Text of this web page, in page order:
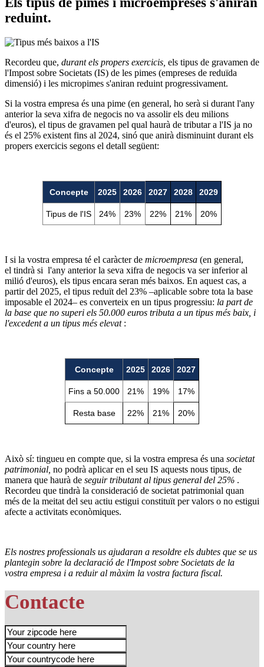
reduint.
Recordeu que, durant els propers exercicis, els tipus de gravamen de
l'Impost sobre Societats (IS) de les pimes (empreses de reduïda
dimensió) i les micropimes s'aniran reduint progressivament.
Si la vostra empresa és una pime (en general, ho serà si durant l'any
anterior la seva xifra de negocis no va assolir els deu milions
d'euros), el tipus de gravamen pel qual haurà de tributar a l'IS ja no
és el 25% existent fins al 2024, sinó que anirà disminuint durant els
propers exercicis segons el detall següent:
Concepte 2025 2026 2027 2028 2029
Tipus de l'IS 24% 23% 22% 21% 20%
I si la vostra empresa té el caràcter de microempresa (en general,
el tindrà si l'any anterior la seva xifra de negocis va ser inferior al
milió d'euros), els tipus encara seran més baixos. En aquest cas, a
partir del 2025, el tipus reduït del 23% –aplicable sobre tota la base
imposable el 2024– es converteix en un tipus progressiu: la part de
la base que no superi els 50.000 euros tributa a un tipus més baix, i
l'excedent a un tipus més elevat :
Concepte 2025 2026 2027
Fins a 50.000 21% 19% 17%
Resta base 22% 21% 20%
Això sí: tingueu en compte que, si la vostra empresa és una societat
patrimonial, no podrà aplicar en el seu IS aquests nous tipus, de
manera que haurà de seguir tributant al tipus general del 25% .
Recordeu que tindrà la consideració de societat patrimonial quan
més de la meitat del seu actiu estigui constituït per valors o no estigui
afecte a activitats econòmiques.
Els nostres professionals us ajudaran a resoldre els dubtes que se us
plantegin sobre la declaració de l'Impost sobre Societats de la
vostra empresa i a reduir al màxim la vostra factura fiscal.
Contacte